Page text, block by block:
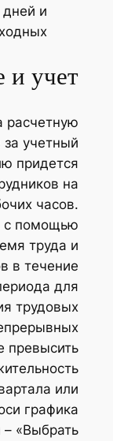
дней и
и учет
расчетную
учетный
придется
на
часов.
с помощью
труда и
в течение
для
трудовых
превысить
или
графика
«Выбрать